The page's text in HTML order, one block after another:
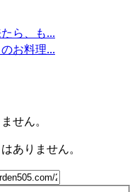
ら、も...
お料理...
せん。
ありません。